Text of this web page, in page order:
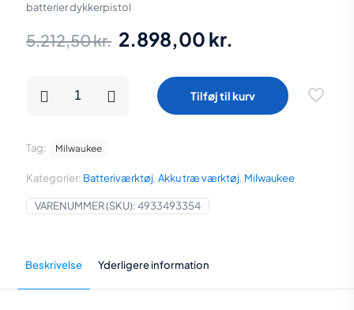
batterier dykkerpistol
5.212,50kr. Den
2.898,00 kr.
pris
er:
0X
antal
Tilføj til kurv
VARENUMMER (SKU):4933493354
Kategorier: Batteriværktøj, Akku træ værktøj, Milwaukee
Tag: Milwaukee
Beskrivelse Yderligere information